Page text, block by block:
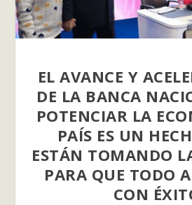
EL AVANCE Y
DE LA BANCA
POTENCIAR LA
PAÍS ES UN
ESTÁN TOMANDO
PARA QUE TODO
CON